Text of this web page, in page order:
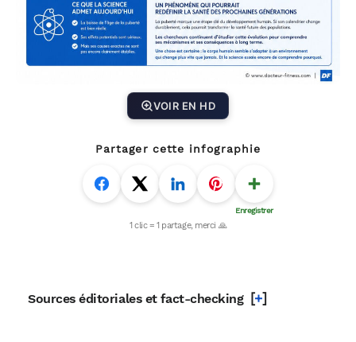
VOIR EN HD
Partager cette infographie
Sources éditoriales et fact-checking [+]